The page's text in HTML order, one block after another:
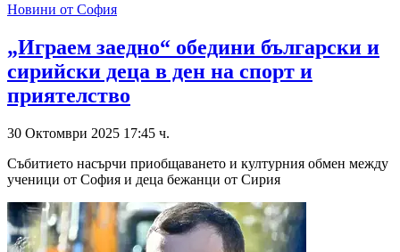
Новини от София
„Играем заедно“ обедини български и
сирийски деца в ден на спорт и
приятелство
30 Октомври 2025 17:45 ч.
Събитието насърчи приобщаването и културния обмен между
ученици от София и деца бежанци от Сирия